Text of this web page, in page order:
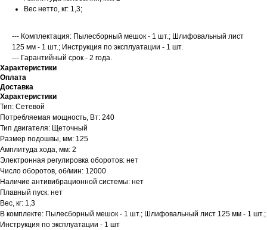
Вес нетто, кг: 1,3;
--- Комплектация: Пылесборный мешок - 1 шт.; Шлифовальный лист
125 мм - 1 шт.; Инструкция по эксплуатации - 1 шт.
--- Гарантийный срок - 2 года.
Характеристики
Оплата
Доставка
Характеристики
Тип: Сетевой
Потребляемая мощность, Вт: 240
Тип двигателя: Щеточный
Размер подошвы, мм: 125
Амплитуда хода, мм: 2
Электронная регулировка оборотов: нет
Число оборотов, об/мин: 12000
Наличие антивибрационной системы: нет
Плавный пуск: нет
Вес, кг: 1,3
В комплекте: Пылесборный мешок - 1 шт.; Шлифовальный лист 125 мм - 1 шт.;
Инструкция по эксплуатации - 1 шт